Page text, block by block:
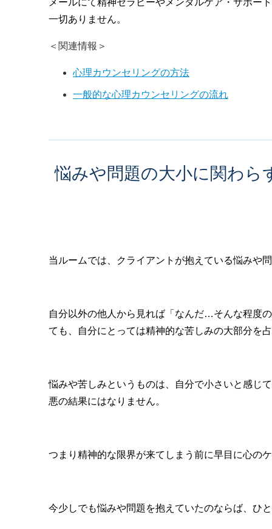
メールにて精神セラピーやメンタルケア・サポー
一切ありません。
＜関連情報＞
心理カウンセリングの方法
一般的な心理カウンセリングの流れ
悩みや問題の大小に関わ
当ルームでは、クライアントが抱えている悩みや
自分以外の他人から見れば「なんだ…そんな程度
ても、自分にとっては精神的な苦しみの大部分を
悩みや苦しみというものは、自分で小さいと感じ
悪の結果にはなりません。
つまり精神的な限界が来てしまう前に早目に心の
今少しでも悩みや問題を抱えていたのならば、ひ